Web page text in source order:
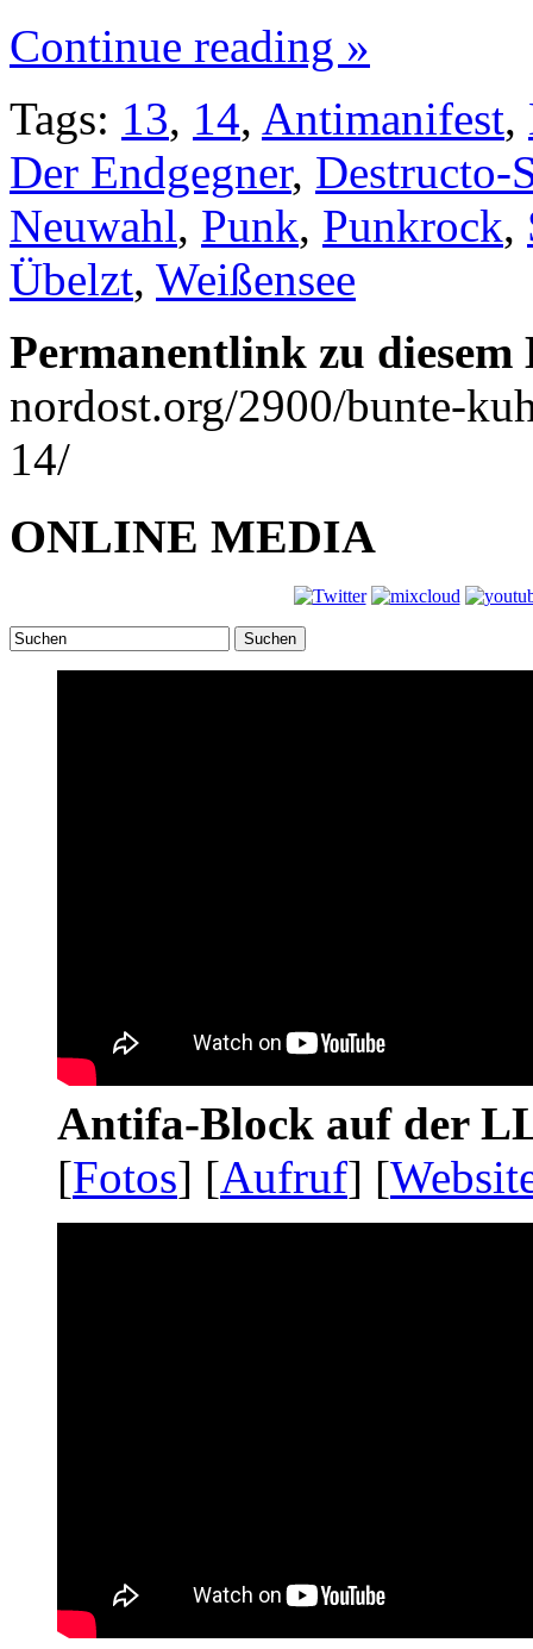
Continue reading »
Tags: 13, 14, Antimanifest,
Der Endgegner, Destructo-
Neuwahl, Punk, Punkrock,
Übelzt, Weißensee
Permanentlink zu
nordost.org/2900/bunte-
14/
ONLINE MEDIA
Suchen
Antifa-Block auf der
[Fotos] [Aufruf] [